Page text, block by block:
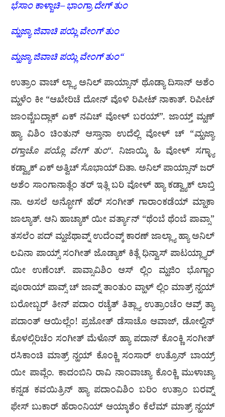
ಭೆಸಾಂ ಕಾಳ್ಜಾಚಿ–ಭಾಂಗ್ರಾದೇಗ್ತುಂ
ಮ್ಹಜ್ಯಾಜಿವಾಚಿಪಯ್ಲಿವೇಂಗ್ತುಂ
ಮ್ಹಜ್ಯಾಜಿವಾಚಿಪಯ್ಲಿವೇಂಗ್ತುಂ“
ಉತ್ರಾಂ ವಾಚ್ ಲ್ಲ್ಯಾ ಅನಿಲ್ ಪಾಯ್ಸಾನ್ ಥೊಡ್ಯಾ ದಿಸಾನ್ ಅಶೆಂ
ಮ್ಹಳೆಂ ಕೀ “ಆಖೇರಿಚೆ ದೋನ್ ವೊಳಿ ರಿಪೀಟ್ ನಾಕಾತ್. ರಿಪೀಟ್
ಜಾಂವ್ಚೆಬದ್ಲಾಕ್ ಏಕ್ ನವಿಚ್ ವೋಳ್ ಬರಯ್”. ಜಾಯ್ತ್ ಮ್ಹಣ್
ಹ್ಯಾ ವಿಶಿಂ ಚಿಂತುನ್ ಆಸ್ತಾನಾ ಉದೆಲ್ಲಿ ವೋಳ್ ಚ್ “ಮ್ಹಜ್ಯಾ
ರಗ್ತಾಚೊ ಪಯ್ಲೊ ವೇಗ್ ತುಂ“. ನಿಜಾಯ್ಕಿ ಹಿ ವೋಳ್ ಸಗ್ಳ್ಯಾ
ಕಡ್ವ್ಯಾಕ್ ಏಕ್ ಅತ್ವಿಚ್ ಸೊಭಾಯ್ ದಿತಾ. ಅನಿಲ್ ಪಾಯ್ಸಾನ್ ಜರ್
ಅಶೆಂ ಸಾಂಗಾನಾತ್ಲೆಂ ತರ್ ಇತ್ಲಿ ಬರಿ ವೋಳ್ ಹ್ಯಾ ಕಡ್ವ್ಯಾಕ್ ಲಾಬ್ತಿ
ನಾ. ಅಸಲೆ ಅನ್ಭೋಗ್ ಹೆರ್ ಸಂಗೀತ್ ಗಾರಾಂಕಡೆಯ್ ಮ್ಹಾಕಾ
ಜಾಲ್ಯಾತ್. ಆನಿ ಹಾಚ್ಯಾಕ್ ಯೀ ವರ್ತ್ಯಾನ್ “ಥೆಂಬೆ ಥೆಂಬೆ ಪಾವ್ಸಾ”
ತಸಲೆಂ ಪದ್ ಮ್ಹಜೆಥಾವ್ನ್ ಉದೆಂವ್ಕ್ ಕಾರಣ್ ಜಾಲ್ಲ್ಯಾ ಹ್ಯಾ ಅನಿಲ್
ಲವಿನಾ ಪಾಯ್ಸ್ ಸಂಗೀತ್ ಜೊಡ್ಯಾಕ್ ಕಿತ್ಲೆ ಧಿನ್ವಾಸ್ ಪಾಟಯ್ಲ್ಯಾರ್
ಯೀ ಉಣೆಂಚ್. ಪಾವ್ಸಾವಿಶಿಂ ಆಸ್ ಲ್ಲಿಂ ಮ್ಹಜಿಂ ಭೊಗ್ಣಾಂ
ಪೂರಾಯ್ ಪಾವ್ಸ್ ಚ್ ಜಾವ್ನ್ ತಾಂತುಂ ವ್ಹಾಳ್ ಲ್ಲಿಂ ಮಾತ್ರ್ ನ್ಹಯ್
ಬರೋಬ್ಬರ್ ತೀನ್ ಪದಾಂ ರಚ್ಯೆತ್ ತಿತ್ಲ್ಯಾ ಉತ್ರಾಂಚೆಂ ಆವ್ರ್ ತ್ಯಾ
ಪದಾಂತ್ ಆಯಿಲ್ಲೆಂ! ಪ್ರಜೋತ್ ಡೆಸಾಚೊ ಆವಾಜ್, ಡೋಲ್ವಿನ್
ಕೊಳಲ್ಗಿರಿಚೆಂ ಸಂಗೀತ್ ಮೆಳೊನ್ ಹ್ಯಾ ಪದಾನ್ ಕೊಂಕ್ಣಿ ಸಂಗೀತ್
ರಸಿಕಾಂಚಿ ಮಾತ್ರ್ ನ್ಹಯ್ ಕೊಂಕ್ಣಿ ಸಂಸಾರ್ ಉತ್ರೊನ್ ಬಾಯ್ರ್
ಯೀ ಪಾವ್ಲೆಂ. ಕಾದಂಬಿನಿ ರಾವಿ ನಾಂವಾಚ್ಯಾ ಕೊಂಕ್ಣಿ ಮುಳಾಚ್ಯಾ
ಕನ್ನಡ ಕವಯಿತ್ರಿನ್ ಹ್ಯಾ ಪದಾಂವಿಶಿಂ ಬರಿಂ ಉತ್ರಾಂ ಬರವ್ನ್
ಫೇಸ್ ಬುಕಾರ್ ಹೆರಾಂನಿಯ್ ಆಯ್ಕಾಶೆಂ ಕೆಲೆಮ್ ಮಾತ್ರ್ ನ್ಹಯ್